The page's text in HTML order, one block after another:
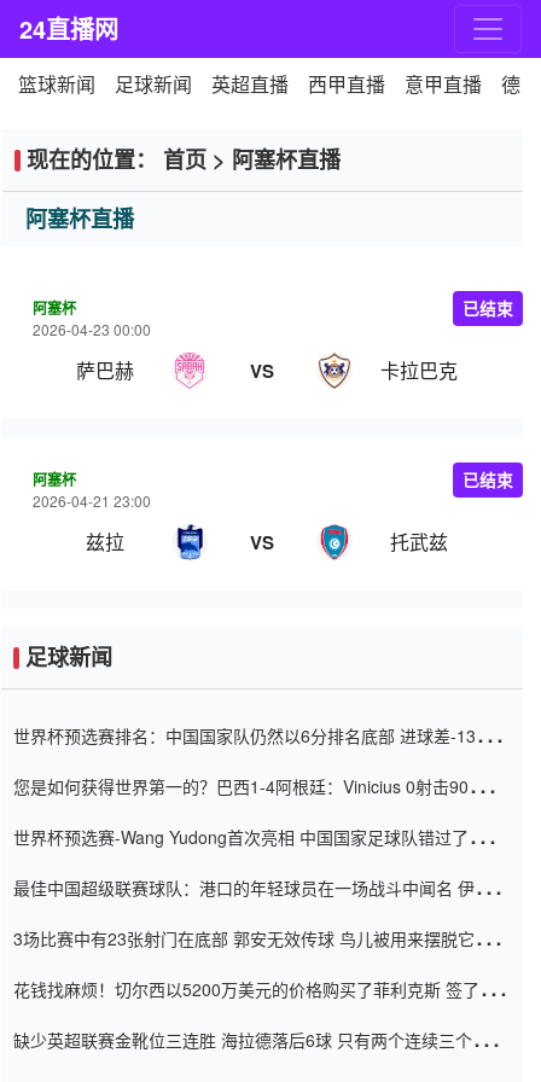
24直播网
篮球新闻 足球新闻 英超直播 西甲直播 意甲直播 德
现在的位置： 首页 > 阿塞杯直播
阿塞杯直播
阿塞杯
2026-04-23 00:00
萨巴赫 VS 卡拉巴克
已结束
阿塞杯
2026-04-21 23:00
兹拉 VS 托武兹
已结束
足球新闻
世界杯预选赛排名：中国国家队仍然以6分排名底部 进球差-13令人
您是如何获得世界第一的？巴西1-4阿根廷：Vinicius 0射击90分钟
世界杯预选赛-Wang Yudong首次亮相 中国国家足球队错过了世界
最佳中国超级联赛球队：港口的年轻球员在一场战斗中闻名 伊万放
3场比赛中有23张射门在底部 郭安无效传球 鸟儿被用来摆脱它
花钱找麻烦！切尔西以5200万美元的价格购买了菲利克斯 签了7年
缺少英超联赛金靴位三连胜 海拉德落后6球 只有两个连续三个连续